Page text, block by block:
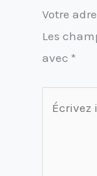
Votre
Les
avec *